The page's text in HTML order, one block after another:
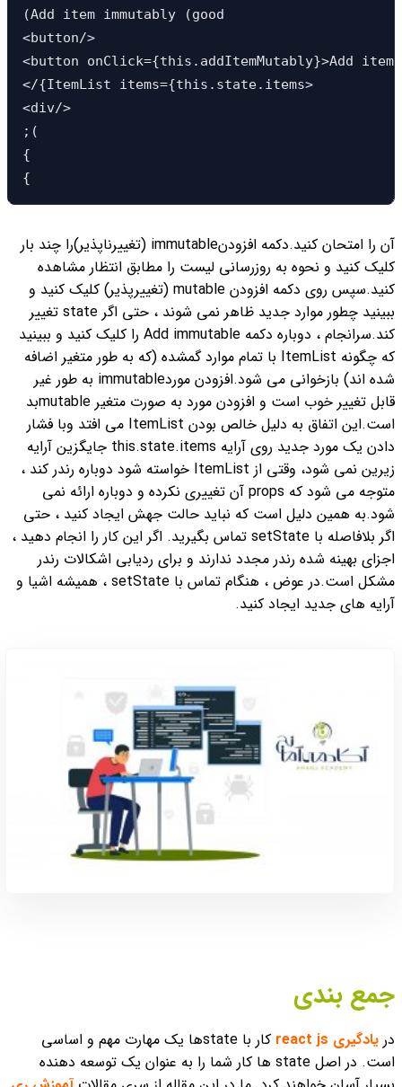
(Add item immutably (good
<button/>
<button onClick={this.addItemMutably}>Add
</{ItemList items={this.state.items>
<div/>
;(
{
{
آن را امتحان کنید.
دکمه افزودنimmutable (تغییرناپذیر)را چند بار
کلیک کنید و نحوه به روزرسانی لیست را مطابق انتظار مشاهده
کنید.
سپس روی دکمه افزودن mutable (تغییرپذیر) کلیک کنید و
ببینید چطور موارد جدید ظاهر نمی شوند ، حتی اگر state تغییر
کند.
سرانجام ، دوباره دکمه Add immutable را کلیک کنید و ببینید
که چگونه ItemList با تمام موارد گمشده (که به طور متغیر اضافه
شده اند) بازخوانی می شود.
افزودن موردimmutable به طور غیر
قابل تغییر خوب است و افزودن مورد به صورت متغیر mutableبد
است.
این اتفاق به دلیل خالص بودن ItemList می افتد وبا فشار
دادن یک مورد جدید روی آرایه this.state.items جایگزین آرایه
زیرین نمی شود، وقتی از ItemList خواسته شود دوباره رندر کند ،
متوجه می شود که props آن تغییری نکرده و دوباره ارائه نمی
شود.به همین دلیل است که نباید حالت جهش ایجاد کنید ، حتی
اگر بلافاصله با setState تماس بگیرید. اگر این کار را انجام دهید ،
اجزای بهینه شده رندر مجدد ندارند و برای ردیابی اشکالات رندر
مشکل است.
در عوض ، هنگام تماس با setState ، همیشه اشیا و
آرایه های جدید ایجاد کنید.
جمع بندی
در یادگیری react js
کار با stateها یک مهارت مهم و اساسی
است. در اصل state ها کار شما را به عنوان یک توسعه دهنده